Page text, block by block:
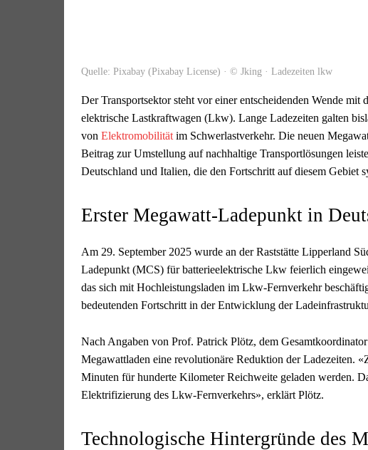
Quelle: Pixabay (Pixabay License) · © Jking · Ladezeiten lkw
Der Transportsektor steht vor einer entscheidenden Wende
elektrische Lastkraftwagen (Lkw). Lange Ladezeiten galten
von Elektromobilität im Schwerlastverkehr. Die neuen
Beitrag zur Umstellung auf nachhaltige Transportlösungen
Deutschland und Italien, die den Fortschritt auf diesem Gebiet
Erster Megawatt-Ladepunkt in
Am 29. September 2025 wurde an der Raststätte Lipperland
Ladepunkt (MCS) für batterieelektrische Lkw feierlich
das sich mit Hochleistungsladen im Lkw-Fernverkehr
bedeutenden Fortschritt in der Entwicklung der
Nach Angaben von Prof. Patrick Plötz, dem
Megawattladen eine revolutionäre Reduktion der Ladezeiten.
Minuten für hunderte Kilometer Reichweite geladen werden.
Elektrifizierung des Lkw-Fernverkehrs», erklärt Plötz.
Technologische Hintergründe des